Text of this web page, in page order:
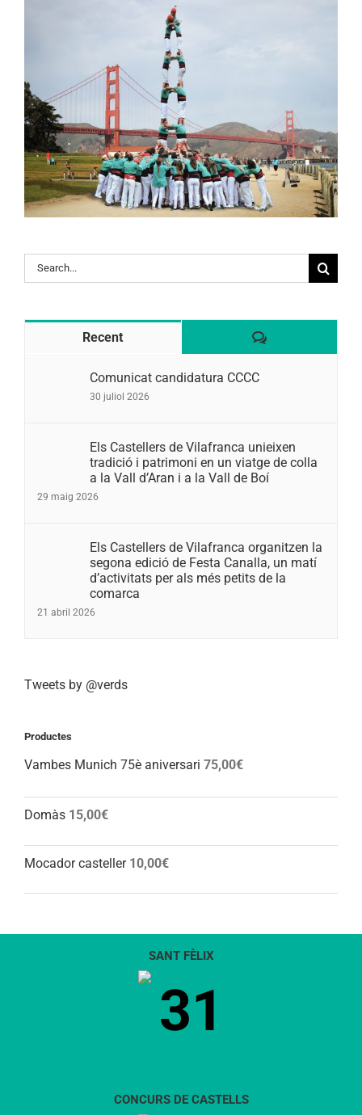
Search
for:
Recent Comentaris
Comunicat candidatura CCCC
30 juliol 2026
Els Castellers de Vilafranca unieixen
tradició i patrimoni en un viatge de colla
a la Vall d’Aran i a la Vall de Boí
29 maig 2026
Els Castellers de Vilafranca organitzen la
segona edició de Festa Canalla, un matí
d’activitats per als més petits de la
comarca
21 abril 2026
Tweets by @verds
Productes
Vambes Munich 75è aniversari 75,00€
Domàs 15,00€
Mocador casteller 10,00€
SANT FÈLIX
31
CONCURS DE CASTELLS